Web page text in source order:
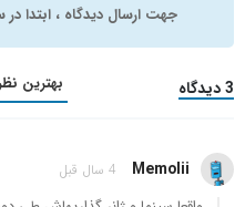
جهت ارسال دیدگاه ، ابتدا
3 دیدگاه بهترین
Memolii 4 سال قبل